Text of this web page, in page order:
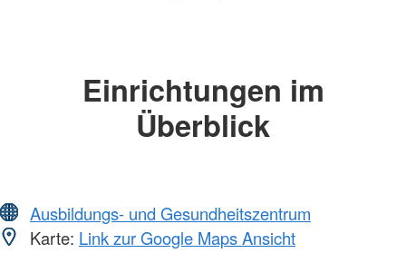
Einrichtungen im
Überblick
Ausbildungs- und Gesundheitszentrum
Karte: Link zur Google Maps Ansicht